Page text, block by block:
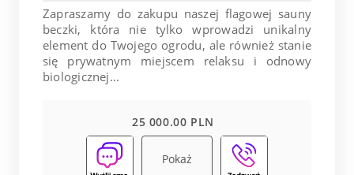
Zapraszamy do zakupu naszej flagowej sauny
beczki, która nie tylko wprowadzi unikalny
element do Twojego ogrodu, ale również stanie
się prywatnym miejscem relaksu i odnowy
biologicznej...
25 000.00 PLN
Pokaż